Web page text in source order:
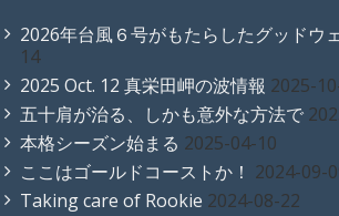
2026年台風６号がもたらしたグッドウ
14
2025 Oct. 12 真栄田岬の波情報 2025-
五十肩が治る、しかも意外な方法で
本格シーズン始まる 2025-04-10
ここはゴールドコーストか！ 2024-09-
Taking care of Rookie 2024-08-22